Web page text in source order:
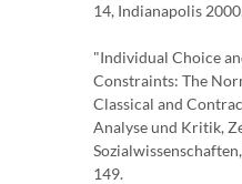
14, Indianapolis
"Individual Choice
Constraints: The
Classical and
Analyse und Kritik,
149.